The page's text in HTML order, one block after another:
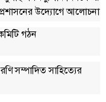
প্রশাসনের উদ্যোগে আলোচনা
কর্মসূচি
গঠন
সম্পাদিত সাহিত্যের